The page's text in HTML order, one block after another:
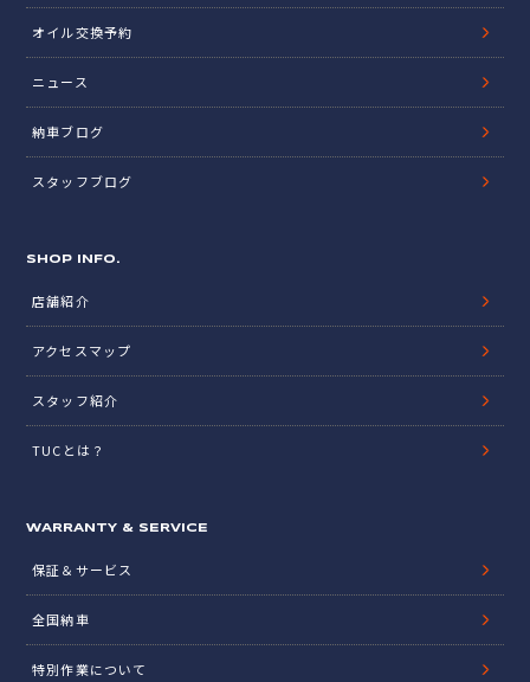
オイル交換予約
ニュース
納車ブログ
スタッフブログ
SHOP INFO.
店舗紹介
アクセスマップ
スタッフ紹介
TUCとは？
WARRANTY & SERVICE
保証＆サービス
全国納車
特別作業について